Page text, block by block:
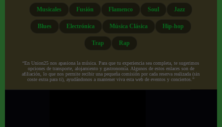
Musicales Fusión Flamenco Soul Jazz
Blues Electrónica Música Clásica Hip-hop
Trap Rap
“En Union25 nos apasiona la música. Para que tu experiencia sea completa, te sugerimos
opciones de transporte, alojamiento y gastronomía. Algunos de estos enlaces son de
afiliación, lo que nos permite recibir una pequeña comisión por cada reserva realizada (sin
coste extra para ti), ayudándonos a mantener viva esta web de eventos y conciertos.”